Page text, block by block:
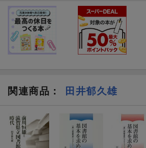
関連商品 ： 田井郁久雄